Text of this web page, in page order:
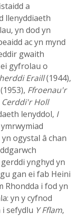
a
llenyddiaeth
yn dod yn
ac yn mynd
gwaith
gyfrolau o
Eraill(1944),
(1953), Ffroenau'r
Cerddi'r Holl
lenyddol, I
ogystal â chan
ynghyd yn
gan ei fab Heini
Rhondda i fod yn
yn y cyfnod
sefydlu Y Fflam,